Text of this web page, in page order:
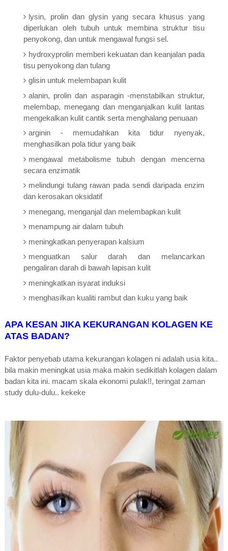
lysin, prolin dan glysin yang secara khusus yang
diperlukan oleh tubuh untuk membina struktur tisu
penyokong, dan untuk mengawal fungsi sel.
hydroxyprolin memberi kekuatan dan keanjalan pada
tisu penyokong dan tulang
glisin untuk melembapan kulit
alanin, prolin dan asparagin -menstabilkan struktur,
melembap, menegang dan menganjalkan kulit lantas
mengekalkan kulit cantik serta menghalang penuaan
arginin - memudahkan kita tidur nyenyak,
menghasilkan pola tidur yang baik
mengawal metabolisme tubuh dengan mencerna
secara enzimatik
melindungi tulang rawan pada sendi daripada enzim
dan kerosakan oksidatif
menegang, menganjal dan melembapkan kulit
menampung air dalam tubuh
meningkatkan penyerapan kalsium
menguatkan salur darah dan melancarkan
pengaliran darah di bawah lapisan kulit
meningkatkan isyarat induksi
menghasilkan kualiti rambut dan kuku yang baik
APA KESAN JIKA KEKURANGAN KOLAGEN KE
ATAS BADAN?
Faktor penyebab utama kekurangan kolagen ni adalah usia kita..
bila makin meningkat usia maka makin sedikitlah kolagen dalam
badan kita ini. macam skala ekonomi pulak!!, teringat zaman
study dulu-dulu.. kekeke